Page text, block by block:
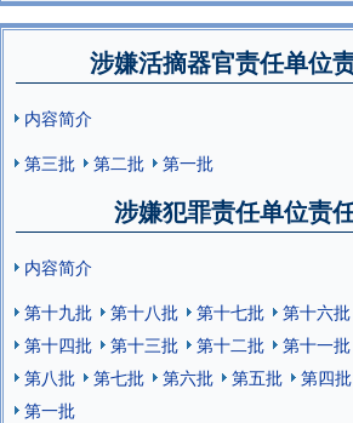
涉嫌活摘器官责任单位
内容简介
第三批
第二批 第一批
涉嫌犯罪责任单位责
内容简介
第十九批
第十八批 第十七批 第十六批
第十四批
第十三批 第十二批 第十一批
第八批
第七批 第六批 第五批 第四批
第一批